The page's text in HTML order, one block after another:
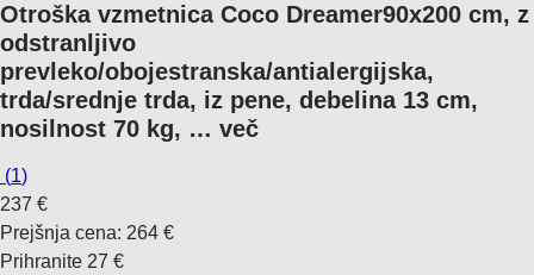
Otroška vzmetnica Coco Dreamer90x200 cm, z
odstranljivo
prevleko/obojestranska/antialergijska,
trda/srednje trda, iz pene, debelina 13 cm,
nosilnost 70 kg, … več
(1)
237 €
Prejšnja cena: 264 €
Prihranite 27 €